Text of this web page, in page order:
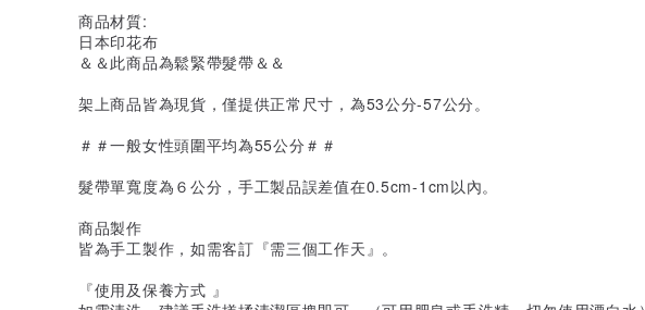
商品材質:
日本印花布
＆＆此商品為鬆緊帶髮帶＆＆
架上商品皆為現貨，僅提供正常尺寸，為53公分-57公分。
＃＃一般女性頭圍平均為55公分＃＃
髮帶單寬度為６公分，手工製品誤差值在0.5cm-1cm以內。
商品製作
皆為手工製作，如需客訂『需三個工作天』。
『使用及保養方式 』